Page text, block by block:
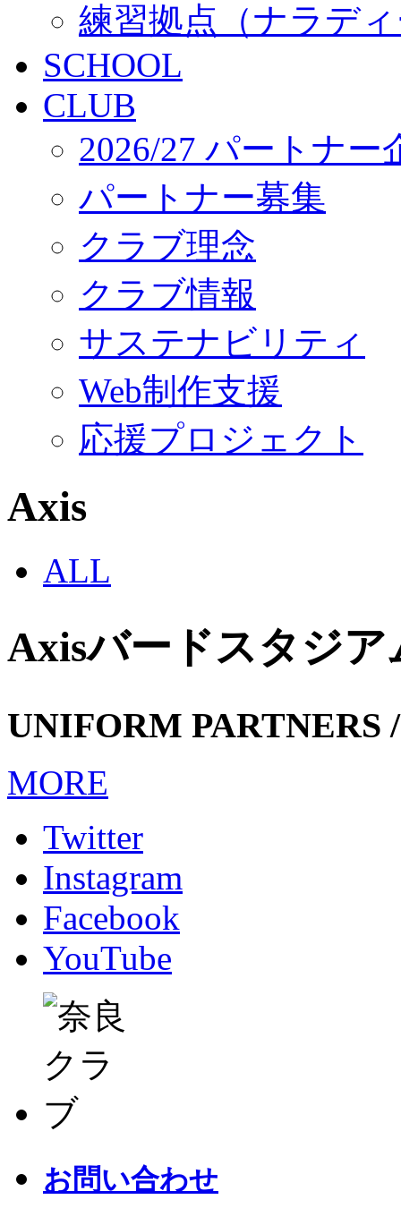
練習拠点（ナラデ
SCHOOL
CLUB
2026/27 パートナー
パートナー募集
クラブ理念
クラブ情報
サステナビリティ
Web制作支援
応援プロジェクト
Axis
ALL
Axisバードスタジア
UNIFORM PARTNERS
MORE
Twitter
Instagram
Facebook
YouTube
お問い合わせ